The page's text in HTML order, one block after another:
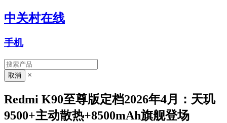
中关村在线
手机
×
Redmi K90至尊版定档2026年4月：天玑
9500+主动散热+8500mAh旗舰登场